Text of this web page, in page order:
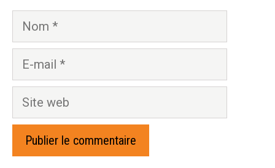
Nom
Site